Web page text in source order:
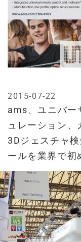
ams、ユニバー
ュレーション、
3Dジェスチャ
ールを業界で初
2015-07-22